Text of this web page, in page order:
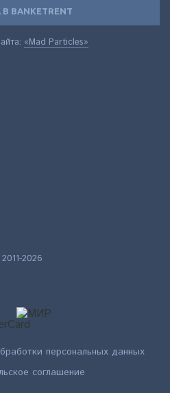
BANKETRENT
«Mad Particles»
2026
персональных данных
соглашение